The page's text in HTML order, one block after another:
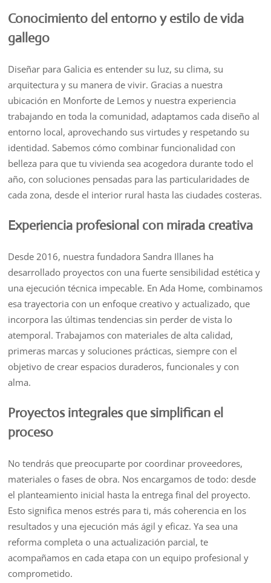
Conocimiento del entorno y estilo de vida
gallego
Diseñar para Galicia es entender su luz, su clima, su
arquitectura y su manera de vivir. Gracias a nuestra
ubicación en Monforte de Lemos y nuestra experiencia
trabajando en toda la comunidad, adaptamos cada diseño al
entorno local, aprovechando sus virtudes y respetando su
identidad. Sabemos cómo combinar funcionalidad con
belleza para que tu vivienda sea acogedora durante todo el
año, con soluciones pensadas para las particularidades de
cada zona, desde el interior rural hasta las ciudades costeras.
Experiencia profesional con mirada creativa
Desde 2016, nuestra fundadora Sandra Illanes ha
desarrollado proyectos con una fuerte sensibilidad estética y
una ejecución técnica impecable. En Ada Home, combinamos
esa trayectoria con un enfoque creativo y actualizado, que
incorpora las últimas tendencias sin perder de vista lo
atemporal. Trabajamos con materiales de alta calidad,
primeras marcas y soluciones prácticas, siempre con el
objetivo de crear espacios duraderos, funcionales y con
alma.
Proyectos integrales que simplifican el
proceso
No tendrás que preocuparte por coordinar proveedores,
materiales o fases de obra. Nos encargamos de todo: desde
el planteamiento inicial hasta la entrega final del proyecto.
Esto significa menos estrés para ti, más coherencia en los
resultados y una ejecución más ágil y eficaz. Ya sea una
reforma completa o una actualización parcial, te
acompañamos en cada etapa con un equipo profesional y
comprometido.